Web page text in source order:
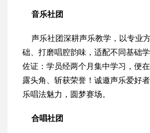
音乐社团
声乐社团深耕声乐教学，以专业
础、打磨唱腔韵味，适配不同基础
佐证：学员经两个月集中学习，便
露头角、斩获荣誉！诚邀声乐爱好
乐唱法魅力，圆梦赛场。
合唱社团